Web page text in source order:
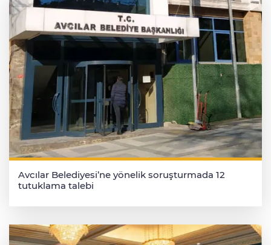
Avcılar Belediyesi’ne yönelik soruşturmada 12
tutuklama talebi